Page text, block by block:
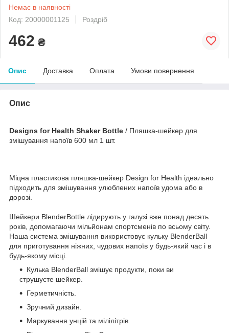
Немає в наявності
Код: 20000001125
Роздріб
462 ₴
Опис Доставка Оплата Умови повернення
Опис
Designs for Health Shaker Bottle / Пляшка-шейкер для
змішування напоїв 600 мл 1 шт.
Міцна пластикова пляшка-шейкер Design for Health ідеально
підходить для змішування улюблених напоїв удома або в
дорозі.
Шейкери BlenderBottle лідирують у галузі вже понад десять
років, допомагаючи мільйонам спортсменів по всьому світу.
Наша система змішування використовує кульку BlenderBall
для приготування ніжних, чудових напоїв у будь-який час і в
будь-якому місці.
Кулька BlenderBall змішує продукти, поки ви
струшуєте шейкер.
Герметичність.
Зручний дизайн.
Маркування унцій та мілілітрів.